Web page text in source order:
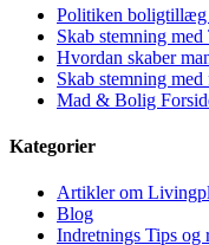
Politiken boligtillæg
Skab stemning med
Hvordan skaber
Skab stemning med
Mad & Bolig
Kategorier
Artikler om
Blog
Indretnings Tips og